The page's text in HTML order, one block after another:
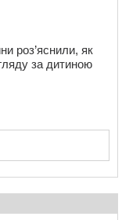
роз’яснили, як
за дитиною